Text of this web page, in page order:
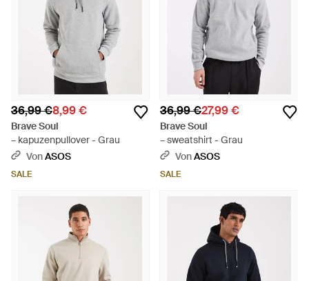
36,99 €8,99 €
Brave Soul
– kapuzenpullover - Grau
VonASOS
SALE
36,99 €27,99 €
Brave Soul
– sweatshirt - Grau
VonASOS
SALE